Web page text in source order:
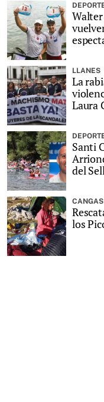
LLANES
La
Laura
Santi
del
los